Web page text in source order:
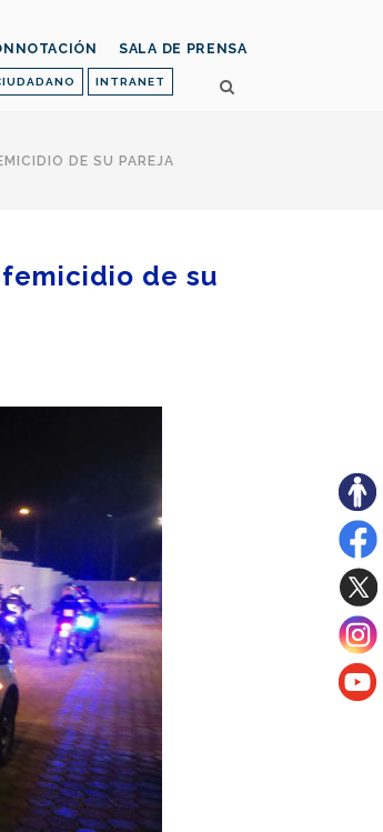
INTRANET
SALA DE PRENSA
DE SU PAREJA
de su